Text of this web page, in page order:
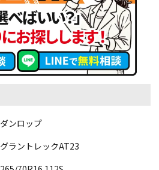
ダンロップ
グラントレックAT23